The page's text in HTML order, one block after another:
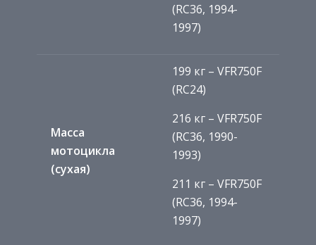
(RC36, 1994-
1997)
Масса
мотоцикла
(сухая)
199 кг – VFR750F
(RC24)
216 кг – VFR750F
(RC36, 1990-
1993)
211 кг – VFR750F
(RC36, 1994-
1997)